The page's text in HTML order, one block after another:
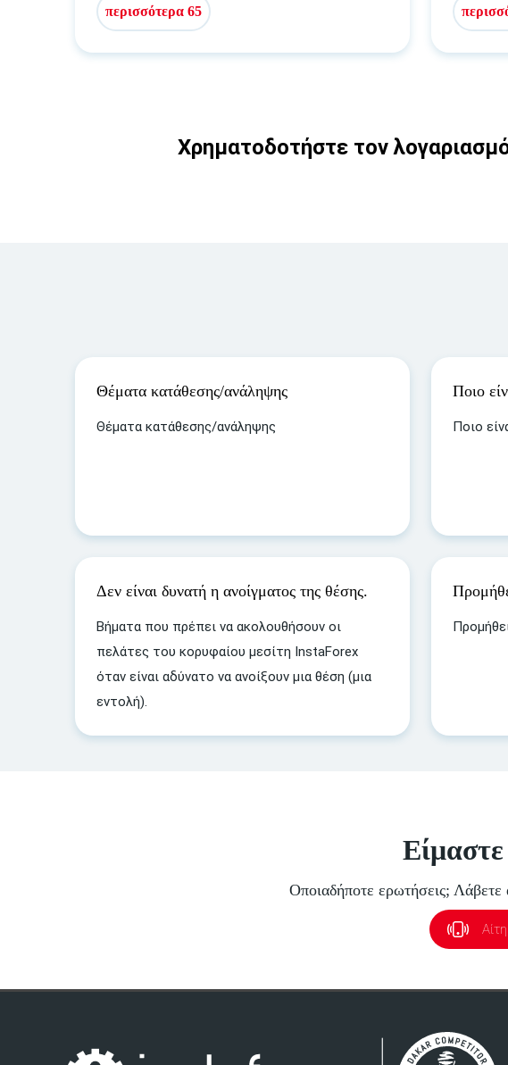
περισσότερα 65
Χρηματοδοτήστε τον
Θέματα κατάθεσης/ανάληψης
Θέματα κατάθεσης/ανάληψης
Ποιο
Ποιο
Δεν είναι δυνατή η ανοίγματος της θέσης.
Βήματα που πρέπει να ακολουθήσουν οι
πελάτες του κορυφαίου μεσίτη InstaForex
όταν είναι αδύνατο να ανοίξουν μια θέση (μια
εντολή).
Οποιαδήποτε ερωτήσεις; Λάβετε